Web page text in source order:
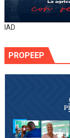
IAD
PROPEEP